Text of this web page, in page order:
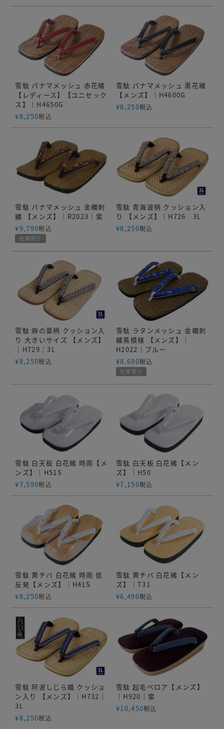
雪駄 パナマメッシュ 赤花緒
【レディース】【ユニセック
ス】｜H4650G
¥8,250税込
雪駄 パナマメッシュ 黒花緒
【メンズ】｜H4600G
¥8,250税込
雪駄 パナマメッシュ 金襴刺
繍 【メンズ】｜R2023｜紫
¥9,790税込
在庫限り
雪駄 青海波柄 クッション入
り 【メンズ】｜H726 3L
¥8,250税込
雪駄 麻の葉柄 クッション入
り 大きいサイズ 【メンズ】
｜H729｜3L
¥8,250税込
雪駄 ラタンメッシュ 金襴刺
繍蔦模様 【メンズ】｜
H2022｜ブルー
¥8,690税込
在庫限り
雪駄 白天板 白花緒 時雨【メ
ンズ】｜H51S
¥7,590税込
雪駄 白天板 白花緒【メン
ズ】｜H50
¥7,150税込
雪駄 黄チバ 白花緒 時雨 低
反発【メンズ】｜H41S
¥8,250税込
雪駄 黄チバ 白花緒【メン
ズ】｜T31
¥6,490税込
雪駄 阿波しじら織 クッショ
ン入り 【メンズ】｜H732｜
3L
¥8,250税込
雪駄 起毛ベロア【メンズ】
｜H920｜紫
¥10,450税込